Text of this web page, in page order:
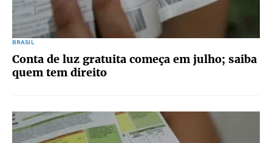
BRASIL
Conta de luz gratuita começa em julho; saiba
quem tem direito